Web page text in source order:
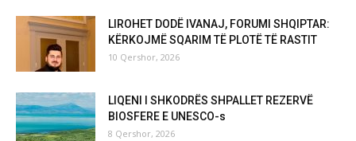
LIROHET DODË IVANAJ, FORUMI SHQIPTAR:
KËRKOJMË SQARIM TË PLOTË TË RASTIT
10 Qershor, 2026
LIQENI I SHKODRËS SHPALLET REZERVË
BIOSFERE E UNESCO-s
8 Qershor, 2026